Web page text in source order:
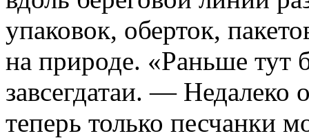
упаковок, оберток,
на природе. «Раньше тут
завсегдатаи. — Недалеко
теперь только песчанки